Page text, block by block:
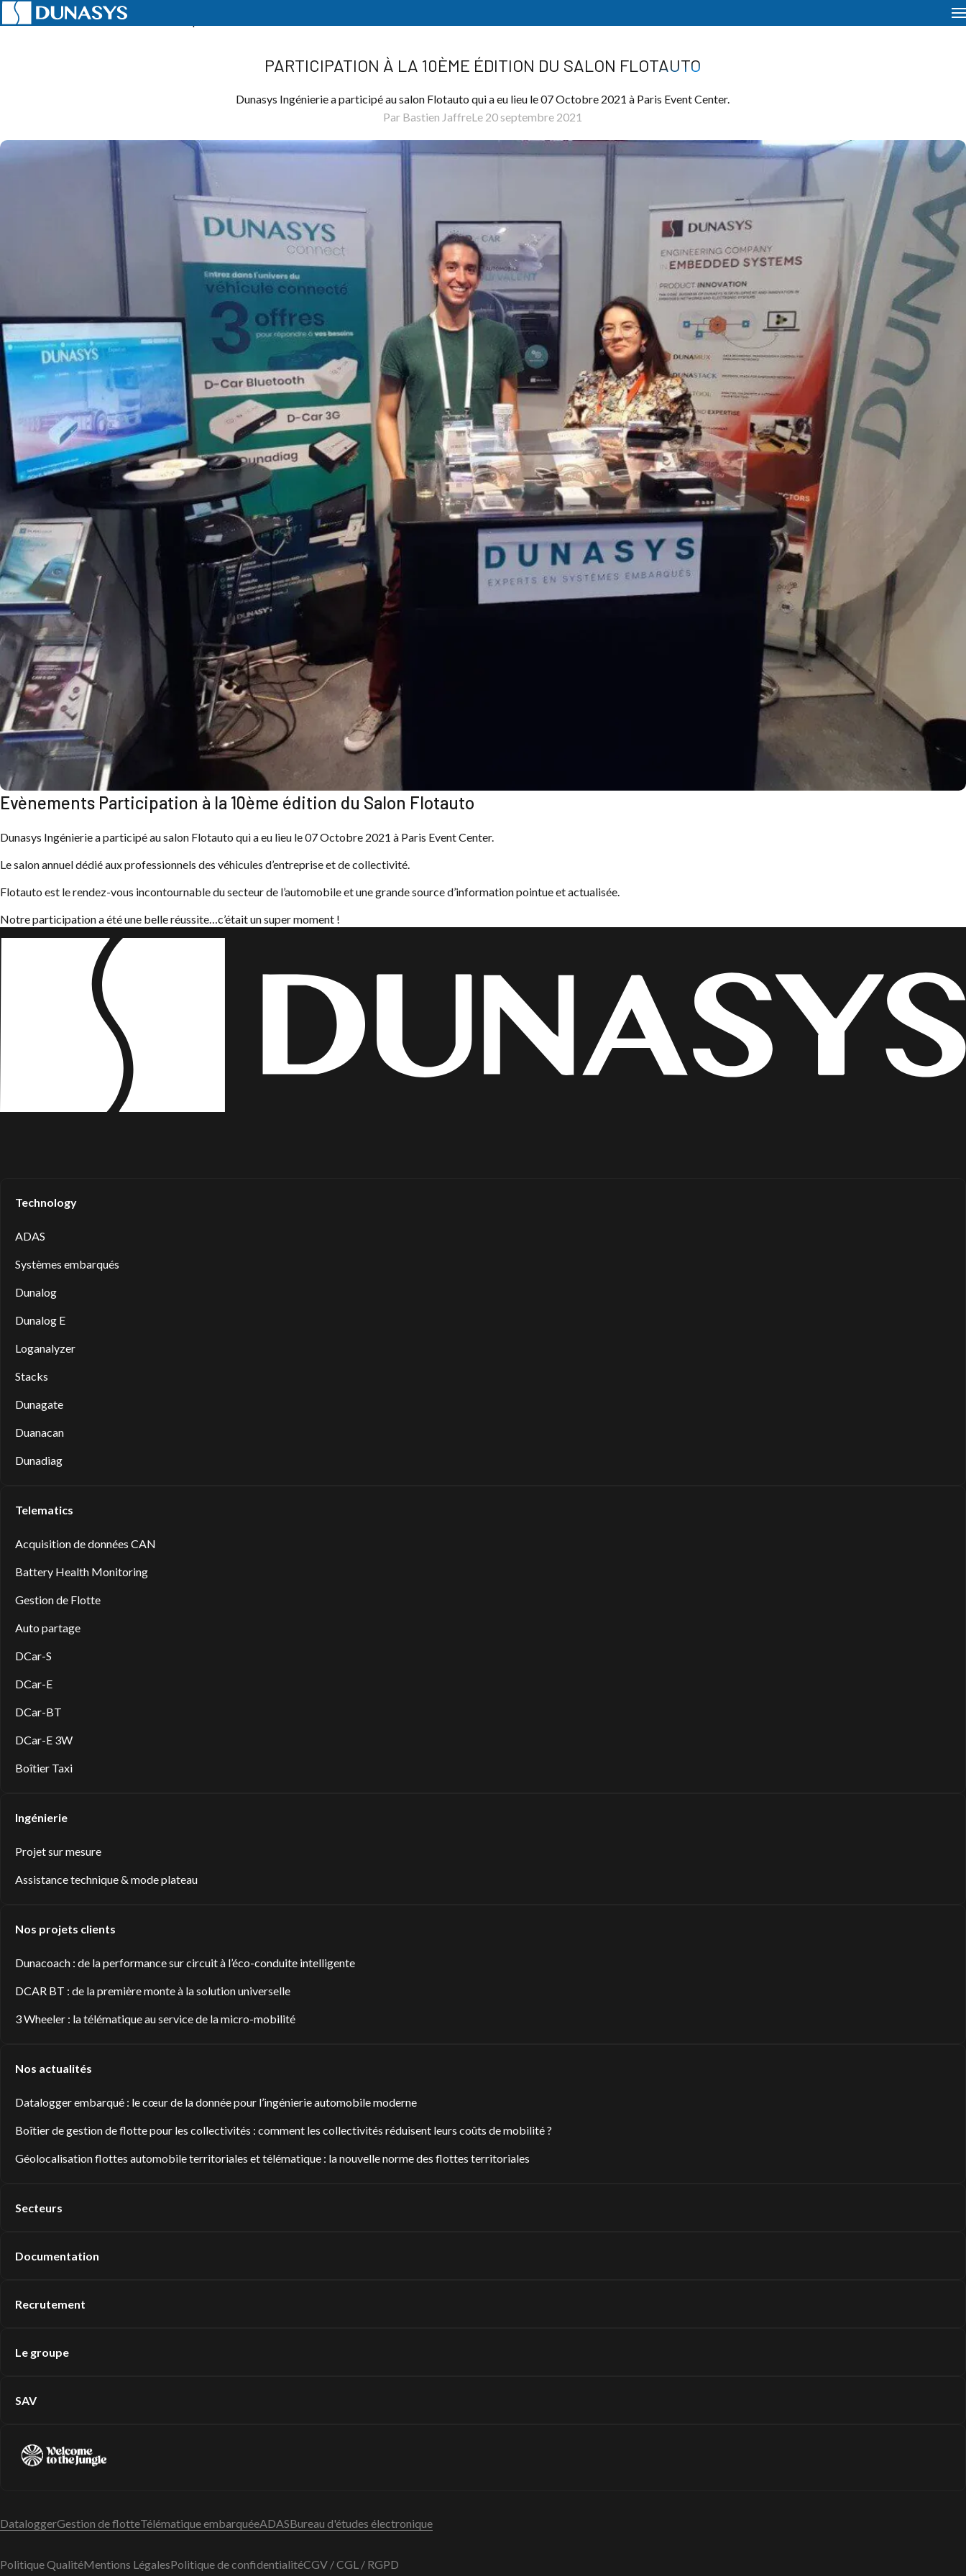
Accueil Actualités Évènements
PARTICIPATION À LA 10ÈME ÉDITION DU SALON FLOTAUTO
Dunasys Ingénierie a participé au salon Flotauto qui a eu lieu le 07 Octobre 2021 à Paris Event Center.
Par Bastien JaffreLe 20 septembre 2021
Evènements Participation à la 10ème édition du Salon Flotauto
Dunasys Ingénierie a participé au salon Flotauto qui a eu lieu le 07 Octobre 2021 à Paris Event Center.
Le salon annuel dédié aux professionnels des véhicules d’entreprise et de collectivité.
Flotauto est le rendez-vous incontournable du secteur de l’automobile et une grande source d’information pointue et actualisée.
Notre participation a été une belle réussite…c’était un super moment !
Technology
ADAS
Systèmes embarqués
Dunalog
Dunalog E
Loganalyzer
Stacks
Dunagate
Duanacan
Dunadiag
Telematics
Acquisition de données CAN
Battery Health Monitoring
Gestion de Flotte
Auto partage
DCar-S
DCar-E
DCar-BT
DCar-E 3W
Boîtier Taxi
Ingénierie
Projet sur mesure
Assistance technique & mode plateau
Nos projets clients
Dunacoach : de la performance sur circuit à l’éco-conduite intelligente
DCAR BT : de la première monte à la solution universelle
3 Wheeler : la télématique au service de la micro-mobilité
Nos actualités
Datalogger embarqué : le cœur de la donnée pour l’ingénierie automobile moderne
Boîtier de gestion de flotte pour les collectivités : comment les collectivités réduisent leurs coûts de mobilité ?
Géolocalisation flottes automobile territoriales et télématique : la nouvelle norme des flottes territoriales
Secteurs
Documentation
Recrutement
Le groupe
SAV
DataloggerGestion de flotteTélématique embarquéeADASBureau d'études électronique
Politique QualitéMentions LégalesPolitique de confidentialitéCGV / CGL / RGPD